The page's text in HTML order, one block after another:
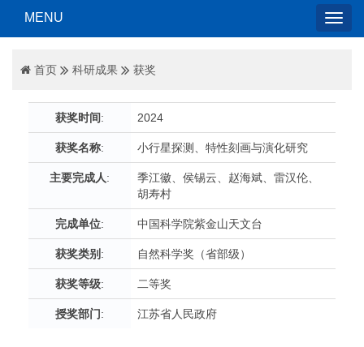
MENU
首页 科研成果 获奖
获奖时间: 2024
获奖名称: 小行星探测、特性刻画与演化研究
主要完成人:
季江徽、侯锡云、赵海斌、雷汉伦、
胡寿村
完成单位: 中国科学院紫金山天文台
获奖类别 : 自然科学奖（省部级）
获奖等级: 二等奖
授奖部门: 江苏省人民政府